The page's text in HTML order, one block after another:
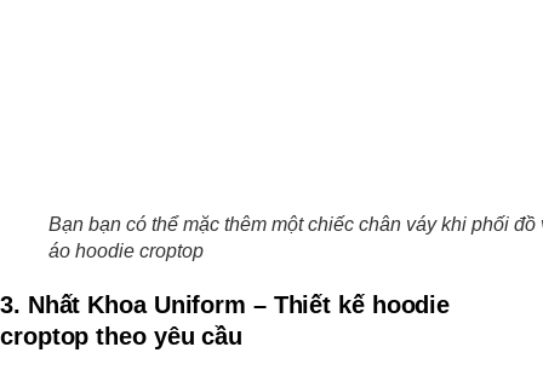
Bạn bạn có thể mặc thêm một chiếc chân váy khi phối đồ
áo hoodie croptop
3. Nhất Khoa Uniform – Thiết kế hoodie
croptop theo yêu cầu